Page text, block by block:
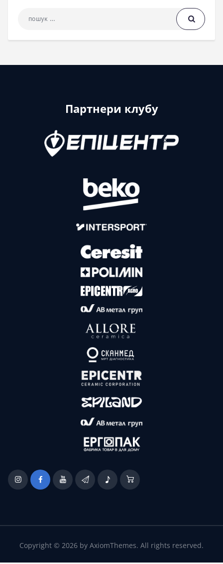
Copyright © 2026 by AxiomThemes. All rights reserved.